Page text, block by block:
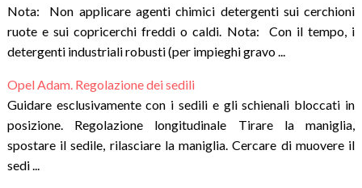
Nota: Non applicare agenti chimici detergenti sui cerchioni
ruote e sui copricerchi freddi o caldi. Nota: Con il tempo, i
detergenti industriali robusti (per impieghi gravo ...
Opel Adam. Regolazione dei sedili
Guidare esclusivamente con i sedili e gli schienali bloccati in
posizione. Regolazione longitudinale Tirare la maniglia,
spostare il sedile, rilasciare la maniglia. Cercare di muovere il
sedi ...